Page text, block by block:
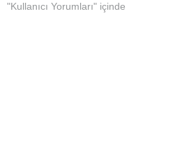
"Kullanıcı Yorumları" içinde